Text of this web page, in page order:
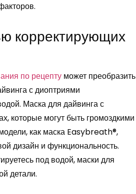
корректирующих
по рецепту может преобразить
с диоптриями
Маска для дайвинга с
которые могут быть громоздкими
как маска Easybreath®,
дизайн и функциональность.
под водой, маски для
детали.